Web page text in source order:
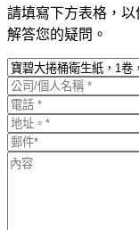
請填寫下方表格，以
解答您的疑問。